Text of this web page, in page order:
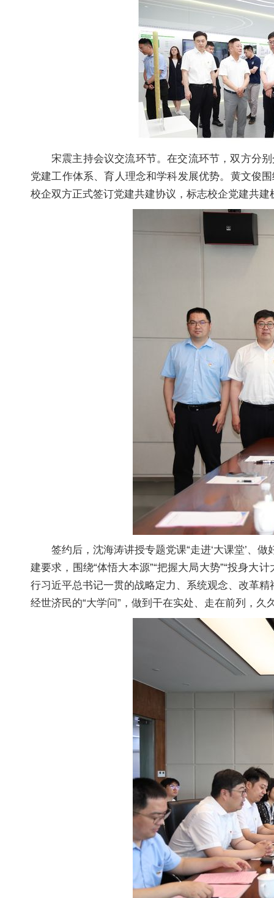
宋震主持会议交流环节。在交流环节，双方分
党建工作体系、育人理念和学科发展优势。黄文俊
校企双方正式签订党建共建协议，标志校企党建共建
签约后，沈海涛讲授专题党课“走进‘大课堂’、
建要求，围绕“体悟大本源”“把握大局大势”“投身大
行习近平总书记一贯的战略定力、系统观念、改革
经世济民的“大学问”，做到干在实处、走在前列，久